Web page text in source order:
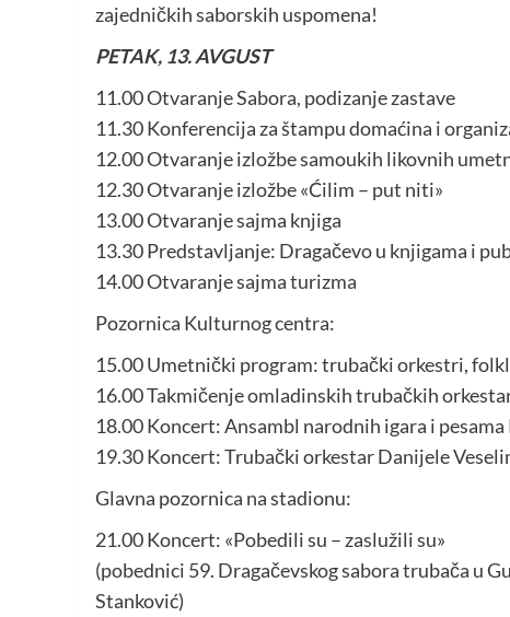
zajedničkih saborskih uspomena!
PETAK, 13. AVGUST
11.00 Otvaranje Sabora, podizanje zastave
11.30 Konferencija za štampu domaćina i
12.00 Otvaranje izložbe samoukih likovnih
12.30 Otvaranje izložbe «Ćilim – put niti»
13.00 Otvaranje sajma knjiga
13.30 Predstavljanje: Dragačevo u knjigama i
14.00 Otvaranje sajma turizma
Pozornica Kulturnog centra:
15.00 Umetnički program: trubački orkestri,
16.00 Takmičenje omladinskih trubačkih
18.00 Koncert: Ansambl narodnih igara i
19.30 Koncert: Trubački orkestar Danijele
Glavna pozornica na stadionu:
21.00 Koncert: «Pobedili su – zaslužili su»
(pobednici 59. Dragačevskog sabora trubača u
Stanković)